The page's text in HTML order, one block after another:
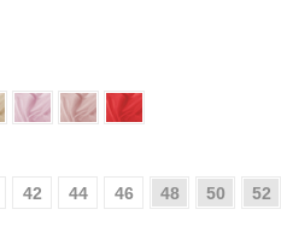
42 44 46 48 50 52